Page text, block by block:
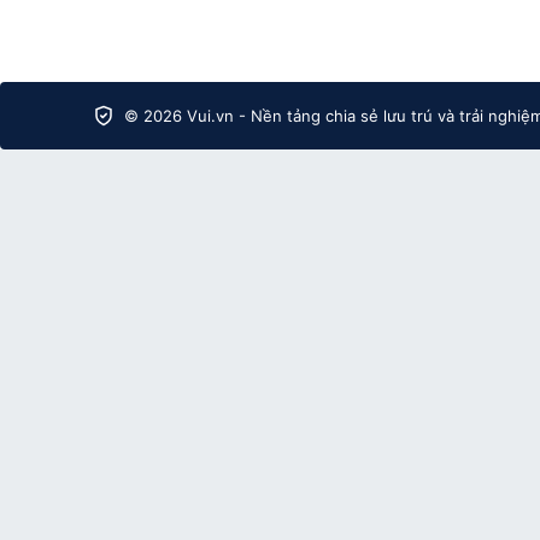
© 2026 Vui.vn - Nền tảng chia sẻ lưu trú và trải